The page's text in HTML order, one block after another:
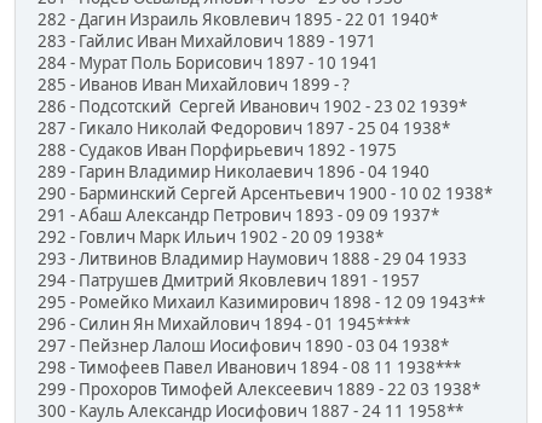
282 - Дагин Израиль Яковлевич 1895 - 22 01 1940*
283 - Гайлис Иван Михайлович 1889 - 1971
284 - Мурат Поль Борисович 1897 - 10 1941
285 - Иванов Иван Михайлович 1899 - ?
286 - Подсотский Сергей Иванович 1902 - 23 02 1939*
287 - Гикало Николай Федорович 1897 - 25 04 1938*
288 - Судаков Иван Порфирьевич 1892 - 1975
289 - Гарин Владимир Николаевич 1896 - 04 1940
290 - Барминский Сергей Арсентьевич 1900 - 10 02 1938*
291 - Абаш Александр Петрович 1893 - 09 09 1937*
292 - Говлич Марк Ильич 1902 - 20 09 1938*
293 - Литвинов Владимир Наумович 1888 - 29 04 1933
294 - Патрушев Дмитрий Яковлевич 1891 - 1957
295 - Ромейко Михаил Казимирович 1898 - 12 09 1943**
296 - Силин Ян Михайлович 1894 - 01 1945****
297 - Пейзнер Лалош Иосифович 1890 - 03 04 1938*
298 - Тимофеев Павел Иванович 1894 - 08 11 1938***
299 - Прохоров Тимофей Алексеевич 1889 - 22 03 1938*
300 - Кауль Александр Иосифович 1887 - 24 11 1958**